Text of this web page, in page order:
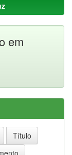
em